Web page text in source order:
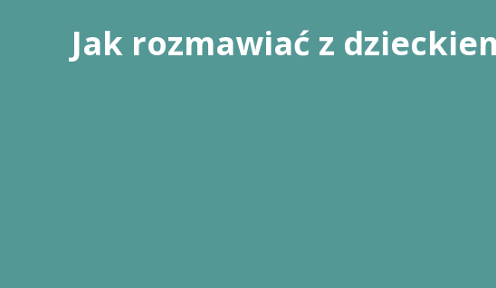
Jak rozmawiać z